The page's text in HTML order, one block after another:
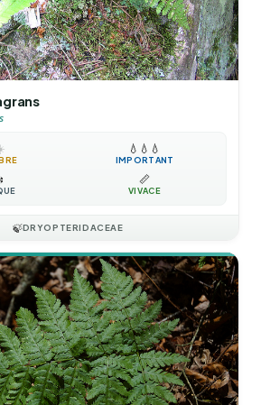
💧 💧 💧
IMPORTANT
📏
VIVACE
🍃DRYOPTERIDACEAE